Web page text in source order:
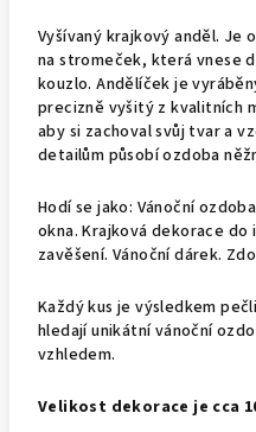
Vyšívaný krajkový anděl. Je
na stromeček, která vnese
kouzlo. Andělíček je
precizně vyšitý z kvalitních
aby si zachoval svůj tvar a
detailům působí ozdoba
Hodí se jako: Vánoční
okna. Krajková dekorace
zavěšení. Vánoční dárek.
Každý kus je výsledkem
hledají unikátní vánoční
vzhledem.
Velikost dekorace je cca